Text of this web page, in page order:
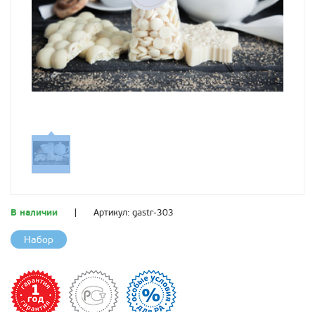
В наличии Артикул: gastr-303
Набор